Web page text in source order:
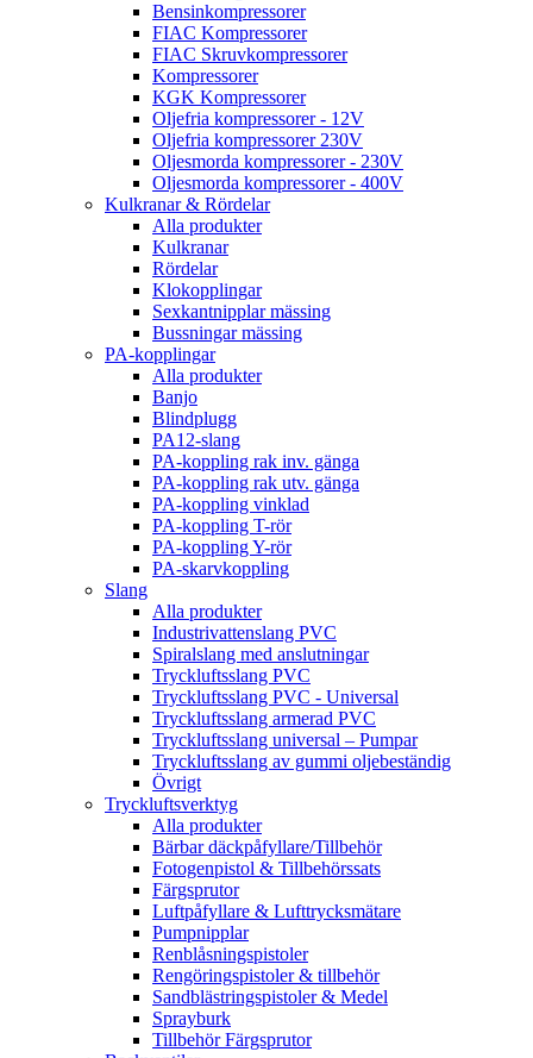
Bensinkompressorer
FIAC Kompressorer
FIAC Skruvkompressorer
Kompressorer
KGK Kompressorer
Oljefria kompressorer - 12V
Oljefria kompressorer 230V
Oljesmorda kompressorer - 230V
Oljesmorda kompressorer - 400V
Kulkranar & Rördelar
Alla produkter
Kulkranar
Rördelar
Klokopplingar
Sexkantnipplar mässing
Bussningar mässing
PA-kopplingar
Alla produkter
Banjo
Blindplugg
PA12-slang
PA-koppling rak inv. gänga
PA-koppling rak utv. gänga
PA-koppling vinklad
PA-koppling T-rör
PA-koppling Y-rör
PA-skarvkoppling
Slang
Alla produkter
Industrivattenslang PVC
Spiralslang med anslutningar
Tryckluftsslang PVC
Tryckluftsslang PVC - Universal
Tryckluftsslang armerad PVC
Tryckluftsslang universal – Pumpar
Tryckluftsslang av gummi oljebeständig
Övrigt
Tryckluftsverktyg
Alla produkter
Bärbar däckpåfyllare/Tillbehör
Fotogenpistol & Tillbehörssats
Färgsprutor
Luftpåfyllare & Lufttrycksmätare
Pumpnipplar
Renblåsningspistoler
Rengöringspistoler & tillbehör
Sandblästringspistoler & Medel
Sprayburk
Tillbehör Färgsprutor